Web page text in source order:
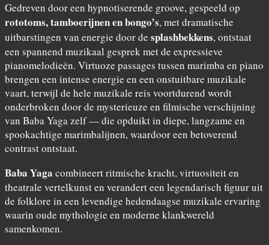
Gedreven door een hypnotiserende groove, gespeeld op
rototoms, tamboerijnen en bongo’s, met dramatische
uitbarstingen van energie door de splashbekkens, ontstaat
een spannend muzikaal gesprek met de expressieve
pianomelodieën. Virtuoze passages tussen marimba en piano
brengen een intense energie en een onstuitbare muzikale
vaart, terwijl de hele muzikale reis voortdurend wordt
onderbroken door de mysterieuze en filmische verschijning
van Baba Yaga zelf — die opduikt in diepe, langzame en
spookachtige marimbalijnen, waardoor een betoverend
contrast ontstaat.
Baba Yaga combineert ritmische kracht, virtuositeit en
theatrale vertelkunst en verandert een legendarisch figuur uit
de folklore in een levendige hedendaagse muzikale ervaring
waarin oude mythologie en moderne klankwereld
samenkomen.